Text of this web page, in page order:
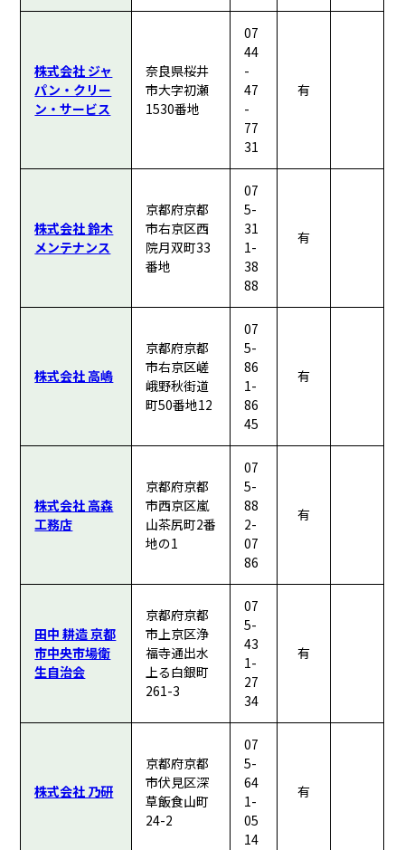
株式会社 ジャ
パン・クリー
ン・サービス
奈良県桜井
市大字初瀬
1530番地
07
44
-
47
-
77
31
有
株式会社 鈴木
メンテナンス
京都府京都
市右京区西
院月双町33
番地
07
5-
31
1-
38
88
有
株式会社 高嶋
京都府京都
市右京区嵯
峨野秋街道
町50番地12
07
5-
86
1-
86
45
有
株式会社 高森
工務店
京都府京都
市西京区嵐
山茶尻町2番
地の1
07
5-
88
2-
07
86
有
田中 耕造 京都
市中央市場衛
生自治会
京都府京都
市上京区浄
福寺通出水
上る白銀町
261-3
07
5-
43
1-
27
34
有
株式会社 乃研
京都府京都
市伏見区深
草飯食山町
24-2
07
5-
64
1-
05
14
有